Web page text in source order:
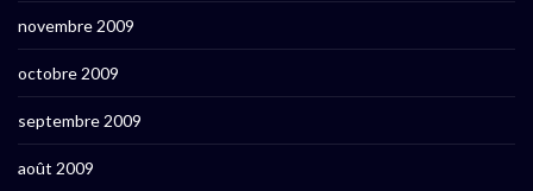
novembre 2009
octobre 2009
septembre 2009
août 2009